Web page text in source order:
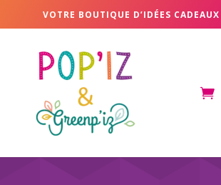
VOTRE BOUTIQUE D’IDÉES